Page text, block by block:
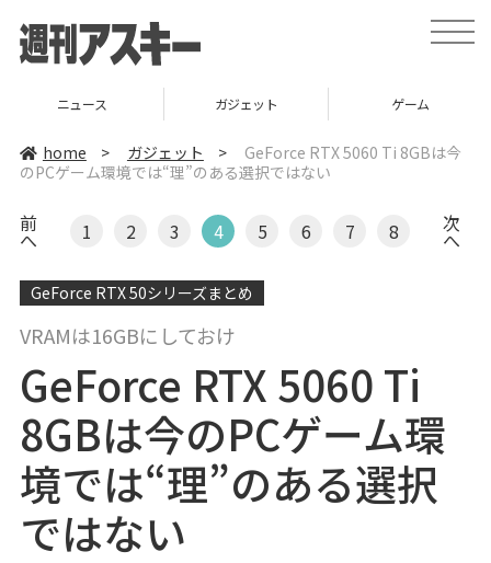
t
o
a
v
t
i
ガジェット ゲーム
home > ガジェット >
GeForce RTX 5060 Ti 8GBは今
のPCゲーム環境では“理”のある選択ではない
前
へ 1 2 3 4 5 6 7 8 次
へ
GeForce RTX 50シリーズまとめ
VRAMは16GBにしておけ
GeForce RTX 5060 Ti
8GBは今のPCゲーム環
境では“理”のある選択
ではない